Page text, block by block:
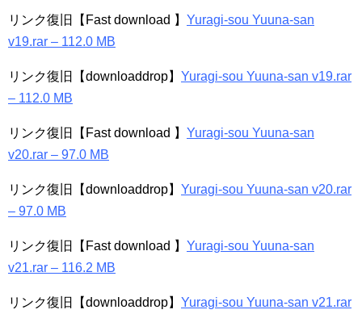
リンク復旧【Fast download 】 Yuragi-sou Yuuna-san
v19.rar – 112.0 MB
リンク復旧【downloaddrop】 Yuragi-sou Yuuna-san v19.rar
– 112.0 MB
リンク復旧【Fast download 】 Yuragi-sou Yuuna-san
v20.rar – 97.0 MB
リンク復旧【downloaddrop】 Yuragi-sou Yuuna-san v20.rar
– 97.0 MB
リンク復旧【Fast download 】 Yuragi-sou Yuuna-san
v21.rar – 116.2 MB
リンク復旧【downloaddrop】 Yuragi-sou Yuuna-san v21.rar